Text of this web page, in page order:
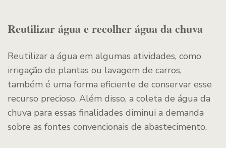
Reutilizar água e recolher água da chuva
Reutilizar a água em algumas atividades, como
irrigação de plantas ou lavagem de carros,
também é uma forma eficiente de conservar esse
recurso precioso. Além disso, a coleta de água da
chuva para essas finalidades diminui a demanda
sobre as fontes convencionais de abastecimento.